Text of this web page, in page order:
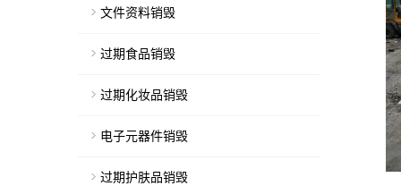
文件资料销毁
过期食品销毁
过期化妆品销毁
电子元器件销毁
过期护肤品销毁